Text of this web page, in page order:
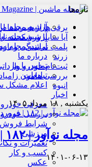
آرشیو مجله
آرشیو مجله
آرشیو مجله
درباره ما
تماس با ما
تبلیغات
اعلام مشکل
اخبار
معرفی خودرو
بررسی خودرو
شرایط فروش
ورزشی
تعمیرات و
کسب و کار
عکس
تازه‌ها
برقی‌ها از هیبریدها
آیا سایپا ورشکسته
پلمب نمایندگی و
زرند
ثبت‌نام خودرو
بررسی هامون
انبوه
یکشنبه , ۱۸ مرداد ۱۴۰۵
مجله نوآور | ۱۸۲ | فروردین ۱۴۰۰
۱۴۰۱-۰۶-۱۳